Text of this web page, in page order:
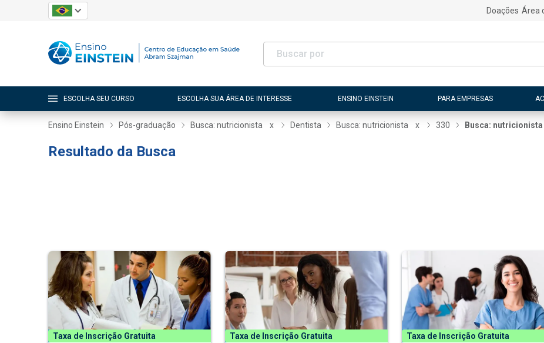
Doações Área
ESCOLHA SEU CURSO ESCOLHA SUA ÁREA DE INTERESSE ENSINO EINSTEIN PARA EMPRESAS
Ensino Einstein Pós-graduação Busca: nutricionista x Dentista Busca: nutricionista x 330 Busca: nutricionista
Resultado da Busca
Taxa de Inscrição Gratuita Taxa de Inscrição Gratuita Taxa de Inscrição Gratuita